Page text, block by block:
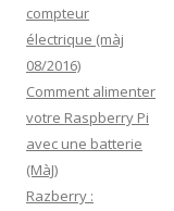
i
l
compteur
électrique (màj
08/2016)
Comment alimenter
votre Raspberry Pi
avec une batterie
(MàJ)
Razberry :